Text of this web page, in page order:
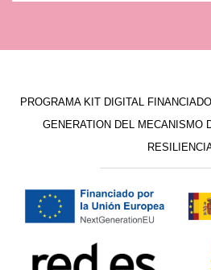
PROGRAMA KIT DIGITAL
GENERATION DEL MECANISMO